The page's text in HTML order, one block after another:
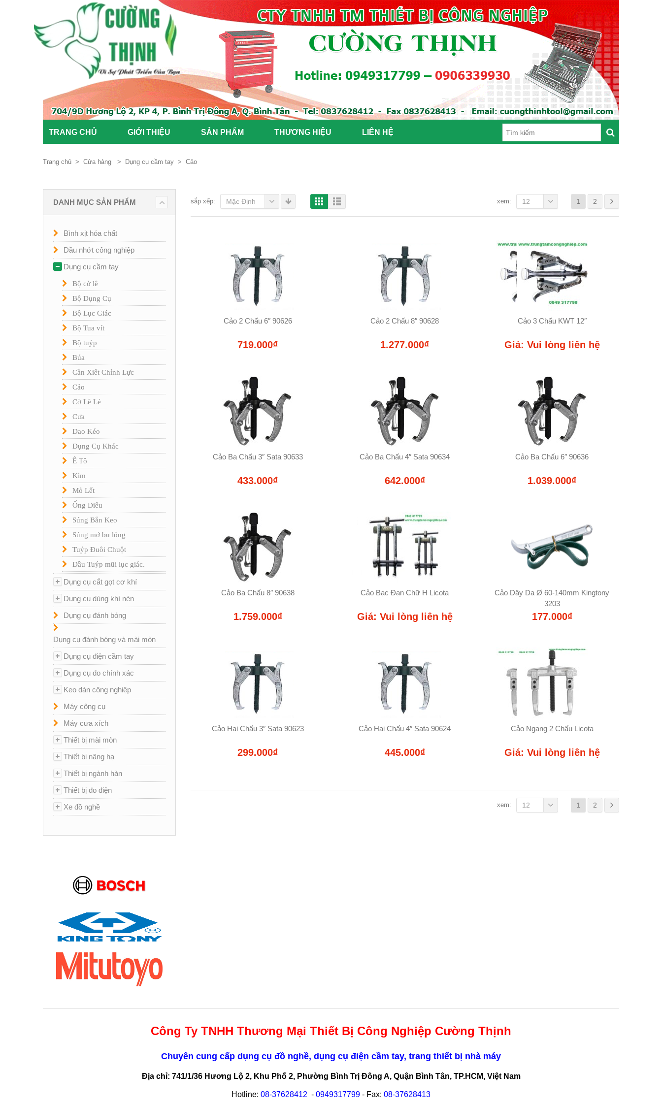
TRANG CHỦ GIỚI THIỆU SẢN PHẨM THƯƠNG HIỆU LIÊN HỆ
Trang chủ > Cửa hàng > Dụng cụ cầm tay > Cảo
sắp xếp: Mặc Định 1 2
xem: 12
Cảo 2 Chấu 6″ 90626
719.000₫
Cảo 2 Chấu 8″ 90628
1.277.000₫
Cảo 3 Chấu KWT 12″
Giá: Vui lòng liên hệ
Cảo Ba Chấu 3″ Sata 90633
433.000₫
Cảo Ba Chấu 4″ Sata 90634
642.000₫
Cảo Ba Chấu 6″ 90636
1.039.000₫
Cảo Ba Chấu 8″ 90638
1.759.000₫
Cảo Bạc Đạn Chữ H Licota
Giá: Vui lòng liên hệ
Cảo Dây Da Ø 60-140mm Kingtony
3203
177.000₫
Cảo Hai Chấu 3″ Sata 90623
299.000₫
Cảo Hai Chấu 4″ Sata 90624
445.000₫
Cảo Ngang 2 Chấu Licota
Giá: Vui lòng liên hệ
1 2
xem: 12
DANH MỤC SẢN PHẨM
Bình xịt hóa chất
Dầu nhớt công nghiệp
Dụng cụ cầm tay
Bộ cờ lê
Bộ Dụng Cụ
Bộ Lục Giác
Bộ Tua vít
Bộ tuýp
Búa
Cần Xiết Chỉnh Lực
Cảo
Cờ Lê Lẻ
Cưa
Dao Kéo
Dụng Cụ Khác
Ê Tô
Kìm
Mỏ Lết
Ống Điếu
Súng Bắn Keo
Súng mở bu lông
Tuýp Đuôi Chuột
Đầu Tuýp mũi lục giác.
Dụng cụ cắt gọt cơ khí
Dụng cụ dùng khí nén
Dụng cụ đánh bóng
Dụng cụ đánh bóng và mài mòn
Dụng cụ điện cầm tay
Dụng cụ đo chính xác
Keo dán công nghiệp
Máy công cụ
Máy cưa xích
Thiết bị mài mòn
Thiết bị nâng hạ
Thiết bị ngành hàn
Thiết bị đo điện
Xe đồ nghề
Công Ty TNHH Thương Mại Thiết Bị Công Nghiệp Cường Thịnh
Chuyên cung cấp dụng cụ đồ nghề, dụng cụ điện cầm tay, trang thiết bị nhà máy
Địa chỉ: 741/1/36 Hương Lộ 2, Khu Phố 2, Phường Bình Trị Đông A, Quận Bình Tân, TP.HCM, Việt Nam
Hotline: 08-37628412 - 0949317799 - Fax: 08-37628413